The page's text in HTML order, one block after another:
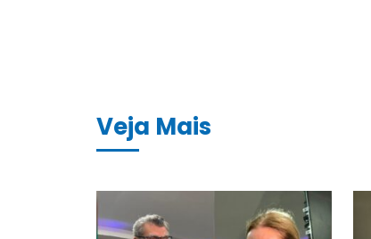
Veja Mais